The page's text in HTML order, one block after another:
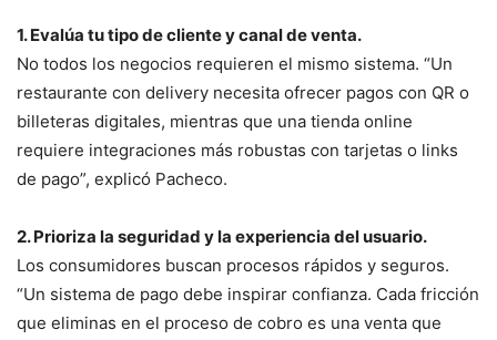
1. Evalúa tu tipo de cliente y canal de venta.
No todos los negocios requieren el mismo sistema. “Un
restaurante con delivery necesita ofrecer pagos con QR o
billeteras digitales, mientras que una tienda online
requiere integraciones más robustas con tarjetas o links
de pago”, explicó Pacheco.
2. Prioriza la seguridad y la experiencia del usuario.
Los consumidores buscan procesos rápidos y seguros.
“Un sistema de pago debe inspirar confianza. Cada fricción
que eliminas en el proceso de cobro es una venta que